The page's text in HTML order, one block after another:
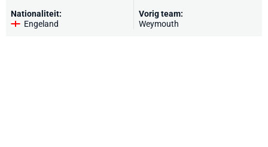
Nationaliteit:
Engeland
Vorig team:
Weymouth